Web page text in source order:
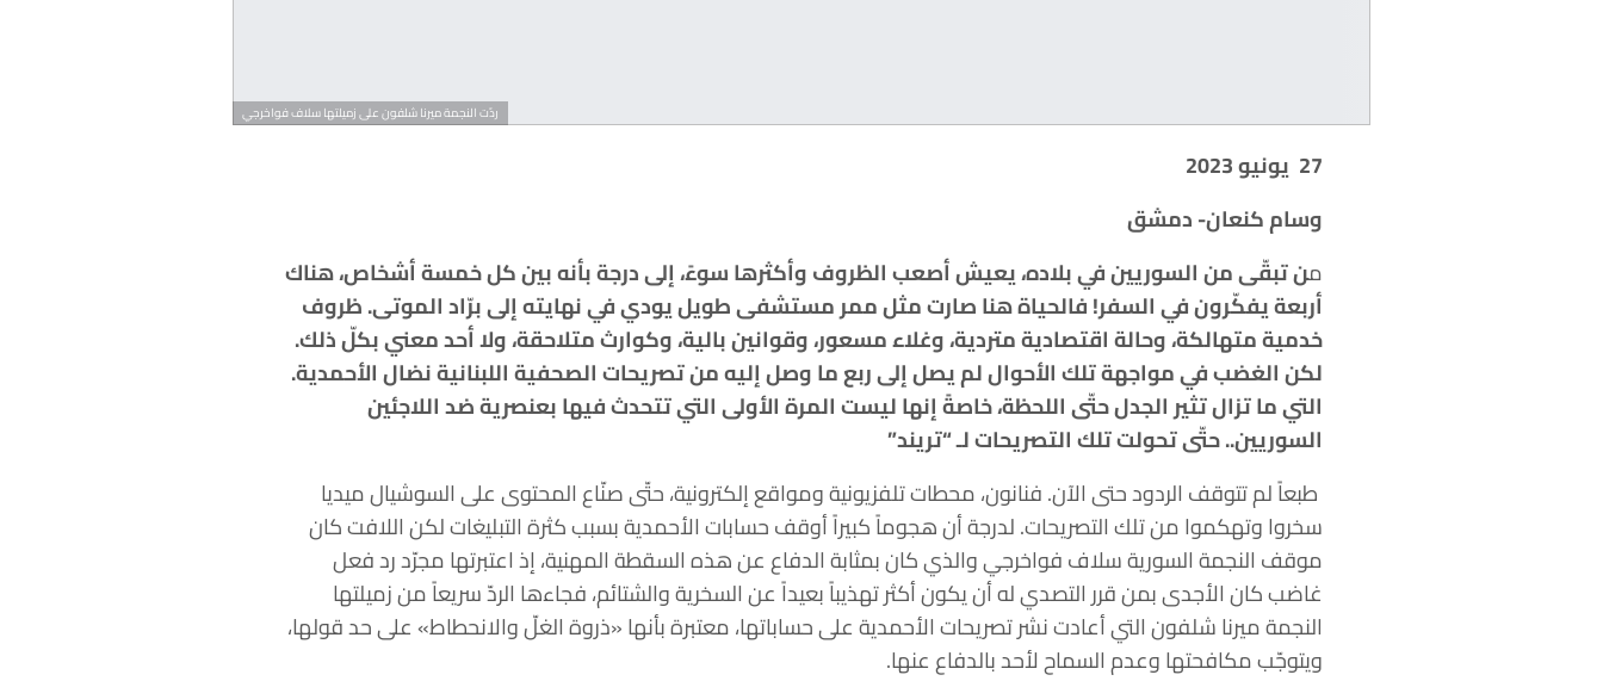
ردّت النجمة ميرنا شلفون على زميلتها سلاف فواخرجي
27 يونيو2023
وسام كنعان- دمشق
من تبقّى من السوريين في بلاده، يعيش أصعب الظروف وأكثرها سوءً، إلى درجة بأنه بين كل خمسة أشخاص، هناك
أربعة يفكّرون في السفر! فالحياة هنا صارت مثل ممر مستشفى طويل يودي في نهايته إلى برّاد الموتى. ظروف
خدمية متهالكة، وحالة اقتصادية متردية، وغلاء مسعور، وقوانين بالية، وكوارث متلاحقة، ولا أحد معني بكلّ ذلك.
لكن الغضب في مواجهة تلك الأحوال لم يصل إلى ربع ما وصل إليه من تصريحات الصحفية اللبنانية نضال الأحمدية.
التي ما تزال تثير الجدل حتّى اللحظة، خاصةً إنها ليست المرة الأولى التي تتحدث فيها بعنصرية ضد اللاجئين
السوريين.. حتّى تحولت تلك التصريحات لـ “تريند”
طبعاً لم تتوقف الردود حتى الآن. فنانون، محطات تلفزيونية ومواقع إلكترونية، حتّى صنّاع المحتوى على السوشيال ميديا
سخروا وتهكموا من تلك التصريحات. لدرجة أن هجوماً كبيراً أوقف حسابات الأحمدية بسبب كثرة التبليغات لكن اللافت كان
موقف النجمة السورية سلاف فواخرجي والذي كان بمثابة الدفاع عن هذه السقطة المهنية، إذ اعتبرتها مجرّد رد فعل
غاضب كان الأجدى بمن قرر التصدي له أن يكون أكثر تهذيباً بعيداً عن السخرية والشتائم، فجاءها الردّ سريعاً من زميلتها
النجمة ميرنا شلفون التي أعادت نشر تصريحات الأحمدية على حساباتها، معتبرة بأنها «ذروة الغلّ والانحطاط» على حد قولها،
ويتوجّب مكافحتها وعدم السماح لأحد بالدفاع عنها.